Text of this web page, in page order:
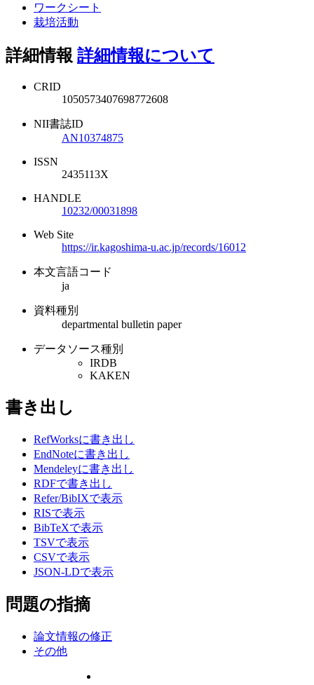
ワークシート
栽培活動
詳細情報 詳細情報について
CRID
1050573407698772608
NII書誌ID
AN10374875
ISSN
2435113X
HANDLE
10232/00031898
Web Site
https://ir.kagoshima-u.ac.jp/records/16012
本文言語コード
ja
資料種別
departmental bulletin paper
データソース種別
IRDB
KAKEN
書き出し
RefWorksに書き出し
EndNoteに書き出し
Mendeleyに書き出し
RDFで書き出し
Refer/BibIXで表示
RISで表示
BibTeXで表示
TSVで表示
CSVで表示
JSON-LDで表示
問題の指摘
論文情報の修正
その他